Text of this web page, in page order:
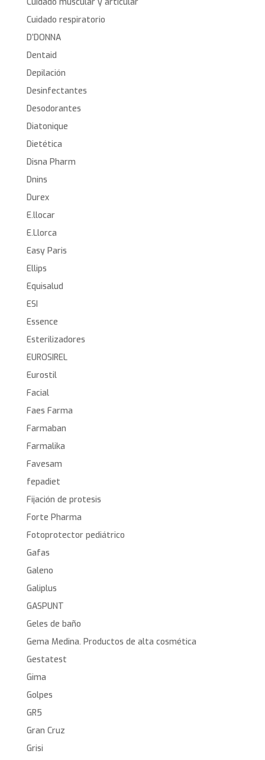
Cuidado respiratorio
D’DONNA
Dentaid
Depilación
Desinfectantes
Desodorantes
Diatonique
Dietética
Disna Pharm
Dnins
Durex
E.llocar
E.Llorca
Easy Paris
Ellips
Equisalud
ESI
Essence
Esterilizadores
EUROSIREL
Eurostil
Facial
Faes Farma
Farmaban
Farmalika
Favesam
fepadiet
Fijación de protesis
Forte Pharma
Fotoprotector pediátrico
Gafas
Galeno
Galiplus
GASPUNT
Geles de baño
Gema Medina. Productos de alta cosmética
Gestatest
Gima
Golpes
GR5
Gran Cruz
Grisi